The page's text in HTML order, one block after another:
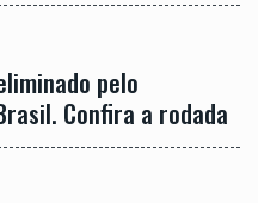
pelo
Confira a rodada